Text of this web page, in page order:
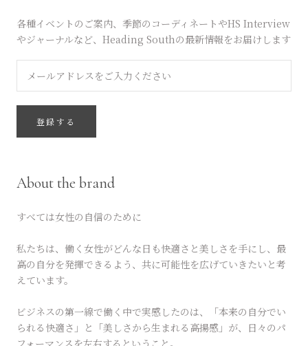
各種イベントのご案内、季節のコーディネートやHS Interview
やジャーナルなど、Heading Southの最新情報をお届けします
登録する
About the brand
すべては女性の自信のために
私たちは、働く女性がどんな日も快適さと美しさを手にし、最
高の自分を発揮できるよう、共に可能性を広げていきたいと考
えています。
ビジネスの第一線で働く中で実感したのは、「本来の自分でい
られる快適さ」と「美しさから生まれる高揚感」が、日々のパ